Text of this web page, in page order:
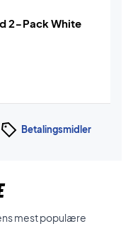
2-Pack White
Betalingsmidler
mest populære